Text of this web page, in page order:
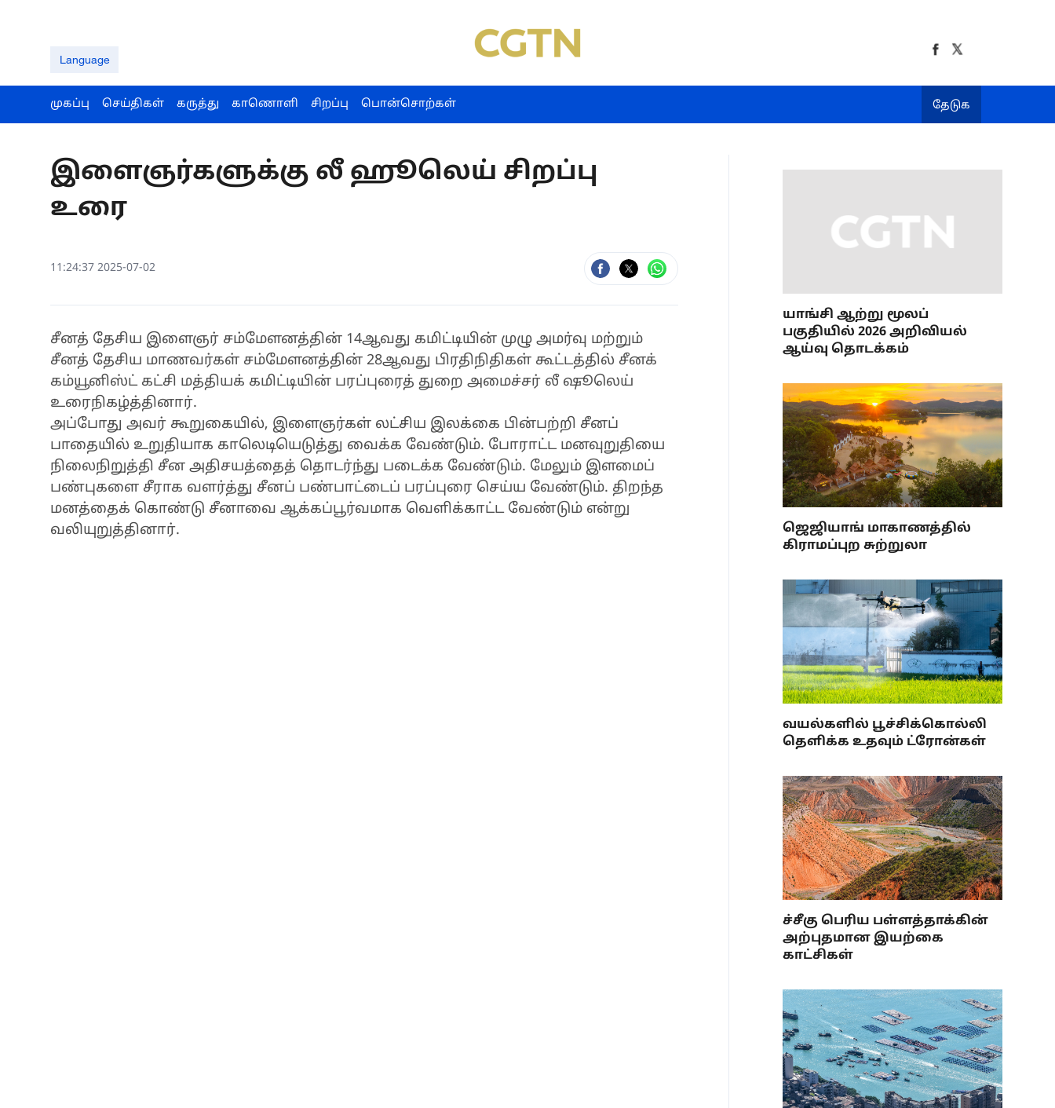
Language
முகப்பு செய்திகள் கருத்து காணொளி சிறப்பு பொன்சொற்கள் தேடுக
இளைஞர்களுக்கு லீ ஹூலெய் சிறப்பு
உரை
11:24:37 2025-07-02
சீனத் தேசிய இளைஞர் சம்மேளனத்தின் 14ஆவது கமிட்டியின் முழு அமர்வு மற்றும்
சீனத் தேசிய மாணவர்கள் சம்மேளனத்தின் 28ஆவது பிரதிநிதிகள் கூட்டத்தில் சீனக்
கம்யூனிஸ்ட் கட்சி மத்தியக் கமிட்டியின் பரப்புரைத் துறை அமைச்சர் லீ ஷூலெய்
உரைநிகழ்த்தினார்.
அப்போது அவர் கூறுகையில், இளைஞர்கள் லட்சிய இலக்கை பின்பற்றி சீனப்
பாதையில் உறுதியாக காலெடியெடுத்து வைக்க வேண்டும். போராட்ட மனவுறுதியை
நிலைநிறுத்தி சீன அதிசயத்தைத் தொடர்ந்து படைக்க வேண்டும். மேலும் இளமைப்
பண்புகளை சீராக வளர்த்து சீனப் பண்பாட்டைப் பரப்புரை செய்ய வேண்டும். திறந்த
மனத்தைக் கொண்டு சீனாவை ஆக்கப்பூர்வமாக வெளிக்காட்ட வேண்டும் என்று
வலியுறுத்தினார்.
யாங்சி ஆற்று மூலப்
பகுதியில் 2026 அறிவியல்
ஆய்வு தொடக்கம்
ஜெஜியாங் மாகாணத்தில்
கிராமப்புற சுற்றுலா
வயல்களில் பூச்சிக்கொல்லி
தெளிக்க உதவும் ட்ரோன்கள்
ச்சீகு பெரிய பள்ளத்தாக்கின்
அற்புதமான இயற்கை
காட்சிகள்